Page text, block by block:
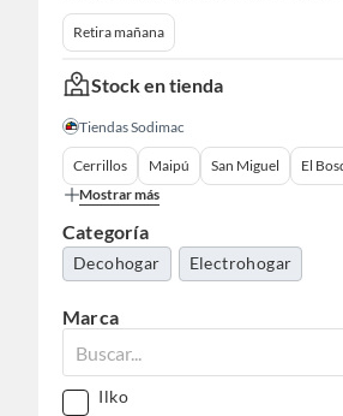
Retira mañana
Stock en tienda
Tiendas Sodimac
Cerrillos Maipú San Miguel
El
Mostrar más
Categoría
Decohogar Electrohogar
Marca
Ilko